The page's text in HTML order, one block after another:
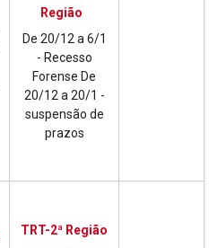
Região
De 20/12 a 6/1
- Recesso
Forense De
20/12 a 20/1 -
suspensão de
prazos
TRT-2ª Região